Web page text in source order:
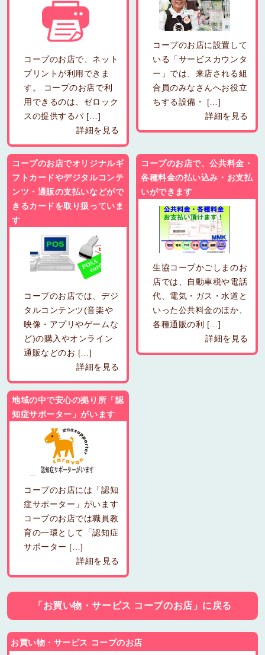
コープのお店で、ネット
プリントが利用できま
す。 コープのお店で利
用できるのは、ゼロック
スの提供するパ […]
詳細を見る
コープのお店に設置して
いる「サービスカウンタ
ー」では、来店される組
合員のみなさんへお役立
ちする設備・ […]
詳細を見る
コープのお店でオリジナルギ
フトカードやデジタルコンテ
ンツ・通販の支払いなどがで
きるカードを取り扱っていま
す
コープのお店では、デジ
タルコンテンツ(音楽や
映像・アプリやゲームな
ど)の購入やオンライン
通販などのお […]
詳細を見る
コープのお店で、公共料金・
各種料金の払い込み・お支払
いができます
生協コープかごしまのお
店では、自動車税や電話
代、電気・ガス・水道と
いった公共料金のほか、
各種通販の利 […]
詳細を見る
地域の中で安心の拠り所「認
知症サポーター」がいます
コープのお店には「認知
症サポーター」がいます
コープのお店では職員教
育の一環として「認知症
サポーター […]
詳細を見る
「お買い物・サービス コープのお店」に戻る
お買い物・サービス コープのお店